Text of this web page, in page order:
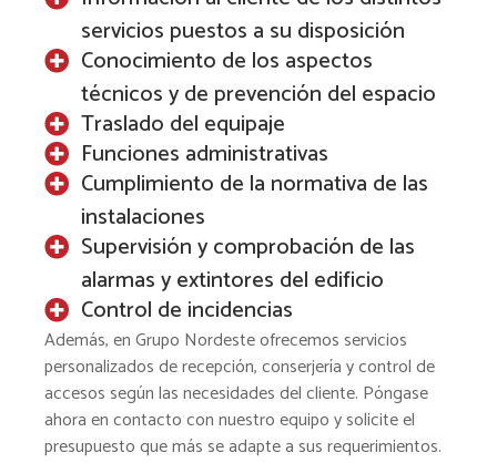
servicios puestos a su disposición
Conocimiento de los aspectos
técnicos y de prevención del espacio
Traslado del equipaje
Funciones administrativas
Cumplimiento de la normativa de las
instalaciones
Supervisión y comprobación de las
alarmas y extintores del edificio
Control de incidencias
Además, en Grupo Nordeste ofrecemos servicios
personalizados de recepción, conserjería y control de
accesos según las necesidades del cliente. Póngase
ahora en contacto con nuestro equipo y solicite el
presupuesto que más se adapte a sus requerimientos.